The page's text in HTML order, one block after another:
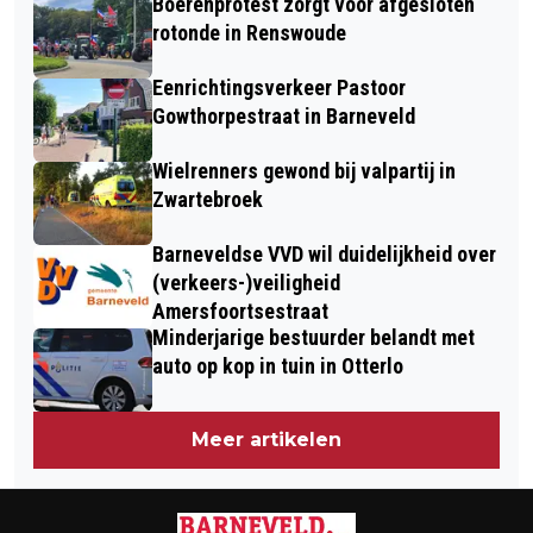
ZWARE KRAAN UIT BARNEVELD
INGEZET VOOR STORMSCHADE IN
BENNEKOM
rotonde in Renswoude
Eenrichtingsverkeer Pastoor
Gowthorpestraat in Barneveld
Wielrenners gewond bij valpartij in
Zwartebroek
Barneveldse VVD wil duidelijkheid over
(verkeers-)veiligheid
Amersfoortsestraat
Minderjarige bestuurder belandt met
auto op kop in tuin in Otterlo
Meer artikelen